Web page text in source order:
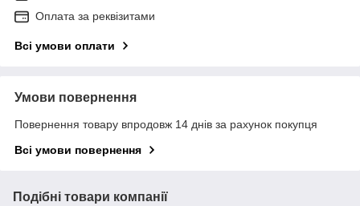
Оплата за реквізитами
Всі умови оплати
Умови повернення
Повернення товару впродовж 14 днів за рахунок покупця
Всі умови повернення
Подібні товари компанії